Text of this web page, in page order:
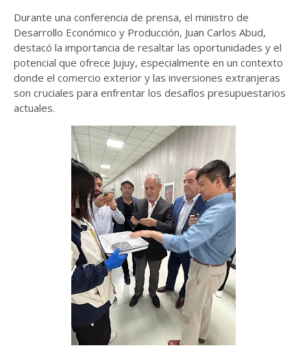
Durante una conferencia de prensa, el ministro de
Desarrollo Económico y Producción, Juan Carlos Abud,
destacó la importancia de resaltar las oportunidades y el
potencial que ofrece Jujuy, especialmente en un contexto
donde el comercio exterior y las inversiones extranjeras
son cruciales para enfrentar los desafíos presupuestarios
actuales.